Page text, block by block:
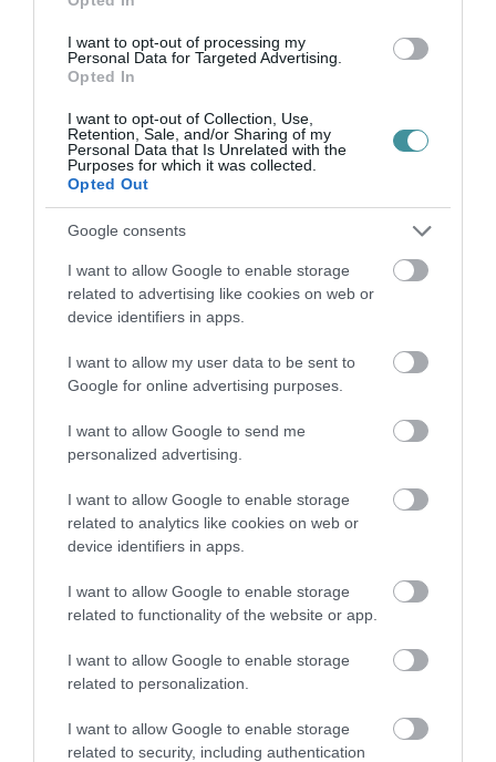
I want to opt-out of processing my
Personal Data for Targeted Advertising.
Opted In
I want to opt-out of Collection, Use,
Retention, Sale, and/or Sharing of my
Personal Data that Is Unrelated with the
Purposes for which it was collected.
Opted Out
Google consents
I want to allow Google to enable storage
related to advertising like cookies on web or
device identifiers in apps.
I want to allow my user data to be sent to
Google for online advertising purposes.
I want to allow Google to send me
personalized advertising.
I want to allow Google to enable storage
related to analytics like cookies on web or
device identifiers in apps.
I want to allow Google to enable storage
related to functionality of the website or app.
I want to allow Google to enable storage
related to personalization.
I want to allow Google to enable storage
related to security, including authentication
Civil Házban, az Ezüstidő Szabadidős
Egyesület szervezésében tart előadást Molnár
István Géza
"Fotóim Egerről"
részvétel ingyenes.
Március 24. (csütörtök) 17 órától
Vitkovics Alkotóházban az egri egyetem
Gyakorló Iskolájánakkiállításátnyitják meg.
Kép forrása: ekmkeger.hu
Március 30. (szerda) 19 órától
a Forrás
Makra Ákos tartanak előadást"800 kilométer